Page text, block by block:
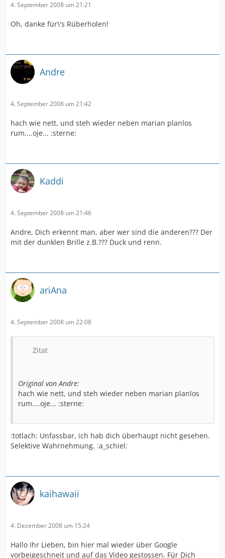
4. September 2008 um 21:21
Oh, danke für\'s Rüberholen!
Andre
4. September 2008 um 21:42
hach wie nett, und steh wieder neben marian planlos
rum....oje... :sterne:
Kaddi
4. September 2008 um 21:46
Andre, Dich erkennt man, aber wer sind die anderen??? Der
mit der dunklen Brille z.B.??? Duck und renn.
ariAna
4. September 2008 um 22:08
Zitat
Original von Andre:
hach wie nett, und steh wieder neben marian planlos
rum....oje... :sterne:
:totlach: Unfassbar, ich hab dich überhaupt nicht gesehen.
Selektive Wahrnehmung. :a_schiel:
kaihawaii
4. Dezember 2008 um 15:24
Hallo Ihr Lieben, bin hier mal wieder über Google
vorbeigeschneit und auf das Video gestossen. Für Dich